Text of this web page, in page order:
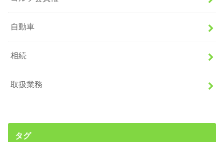
自動車
相続
取扱業務
タグ